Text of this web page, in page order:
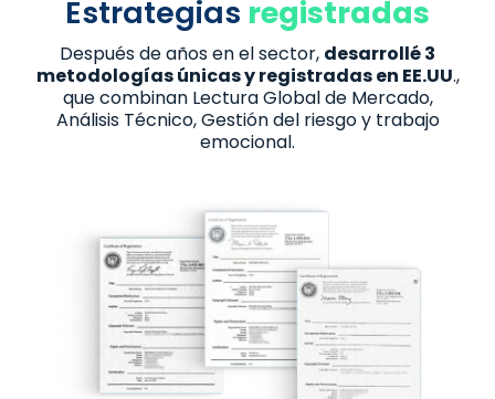
Estrategias registradas
Después de años en el sector, desarrollé 3
metodologías únicas y registradas en EE.UU.,
que combinan Lectura Global de Mercado,
Análisis Técnico, Gestión del riesgo y trabajo
emocional.